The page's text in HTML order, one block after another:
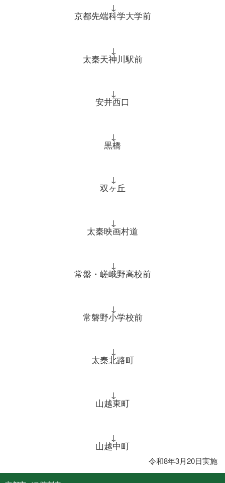
↓
京都先端科学大学前
↓
太秦天神川駅前
↓
安井西口
↓
黒橋
↓
双ヶ丘
↓
太秦映画村道
↓
常盤・嵯峨野高校前
↓
常磐野小学校前
↓
太秦北路町
↓
山越東町
↓
山越中町
令和8年3月20日実施